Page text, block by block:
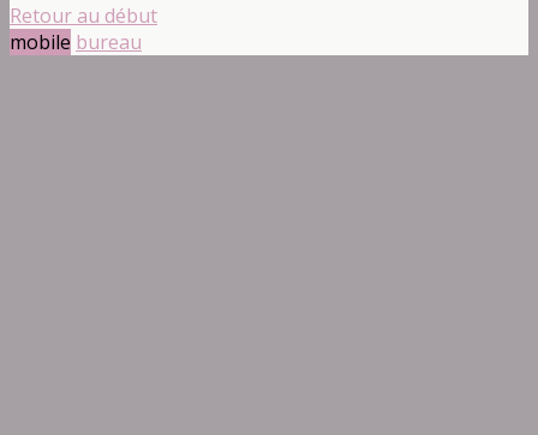
Retour au début
mobile bureau